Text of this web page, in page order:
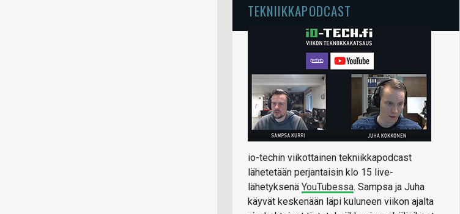
TEKNIIKKAPODCAST
io-techin viikottainen tekniikkapodcast
lähetetään perjantaisin klo 15 live-
lähetyksenä YouTubessa. Sampsa ja Juha
käyvät keskenään läpi kuluneen viikon ajalta